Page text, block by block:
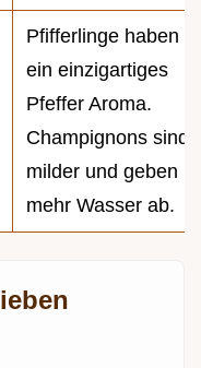
Pfifferlinge haben
ein einzigartiges
Pfeffer Aroma.
Champignons sind
milder und geben
mehr Wasser ab.